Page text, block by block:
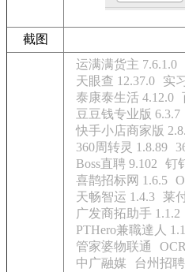
截图
运满满货主 7.6.1.0
天眼查 12.37.0
实
泰康泰生活 4.12.0
豆豆钱专业版 6.3.7
快手小店商家版
360周转灵 1.8.89
Boss直聘 9.102
钉
喜鹊招标网 1.6.5
天畅智运 1.4.3 莱
广发商拓助手 1.1.2
PTHero兼職達人
管家婆物联通
中广融媒
台州招